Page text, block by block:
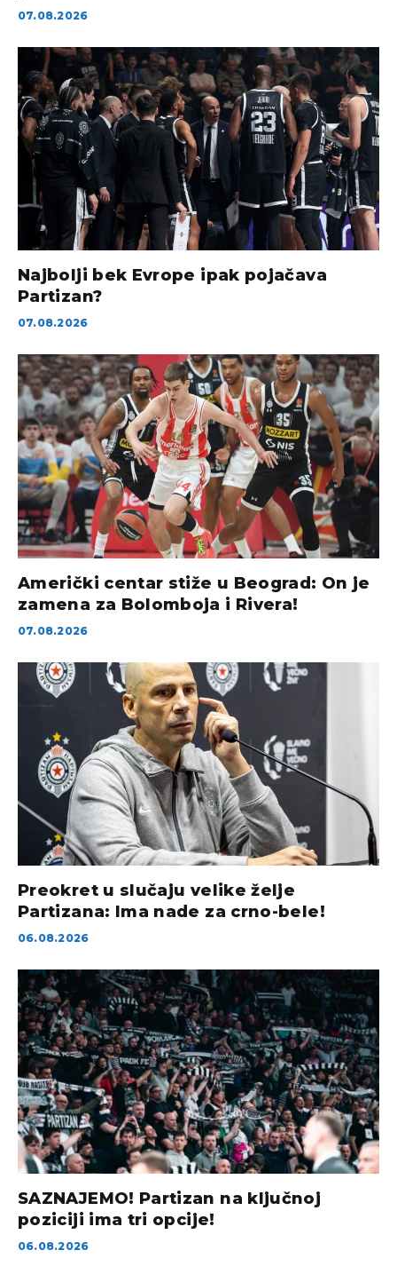
07.08.2026
Najbolji bek Evrope ipak pojačava
Partizan?
07.08.2026
Američki centar stiže u Beograd: On je
zamena za Bolomboja i Rivera!
07.08.2026
Preokret u slučaju velike želje
Partizana: Ima nade za crno-bele!
06.08.2026
SAZNAJEMO! Partizan na ključnoj
poziciji ima tri opcije!
06.08.2026